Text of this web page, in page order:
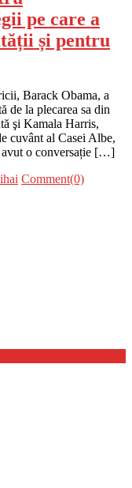
pe care a
și pentru
Barack Obama, a
de la plecarea sa din
şi Kamala Harris,
cuvânt al Casei Albe,
avut o conversație […]
Comment(0)